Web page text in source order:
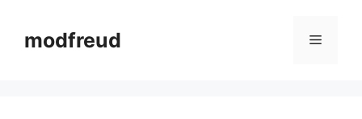
contentmodfreud Menu